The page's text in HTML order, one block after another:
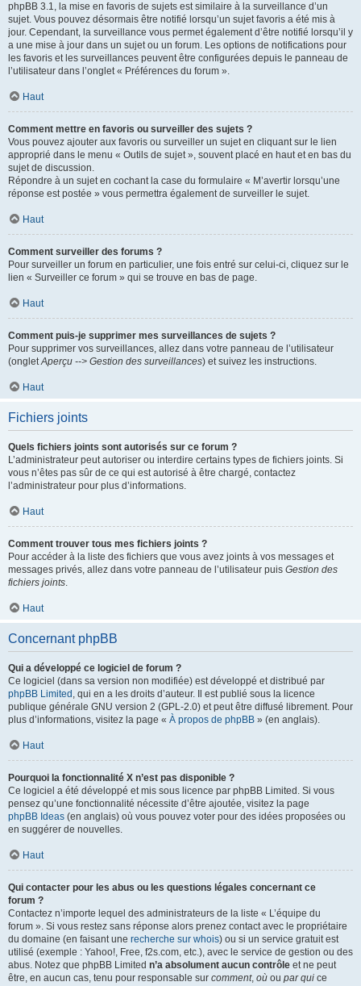
phpBB 3.1, la mise en favoris de sujets est similaire à la surveillance d’un
sujet. Vous pouvez désormais être notifié lorsqu’un sujet favoris a été mis à
jour. Cependant, la surveillance vous permet également d’être notifié lorsqu’il y
a une mise à jour dans un sujet ou un forum. Les options de notifications pour
les favoris et les surveillances peuvent être configurées depuis le panneau de
l’utilisateur dans l’onglet « Préférences du forum ».
Haut
Comment mettre en favoris ou surveiller des sujets ?
Vous pouvez ajouter aux favoris ou surveiller un sujet en cliquant sur le lien
approprié dans le menu « Outils de sujet », souvent placé en haut et en bas du
sujet de discussion.
Répondre à un sujet en cochant la case du formulaire « M’avertir lorsqu’une
réponse est postée » vous permettra également de surveiller le sujet.
Haut
Comment surveiller des forums ?
Pour surveiller un forum en particulier, une fois entré sur celui-ci, cliquez sur le
lien « Surveiller ce forum » qui se trouve en bas de page.
Haut
Comment puis-je supprimer mes surveillances de sujets ?
Pour supprimer vos surveillances, allez dans votre panneau de l’utilisateur
(ongletAperçu --> Gestion des surveillances) et suivez les instructions.
Haut
Fichiers joints
Quels fichiers joints sont autorisés sur ce forum ?
L’administrateur peut autoriser ou interdire certains types de fichiers joints. Si
vous n’êtes pas sûr de ce qui est autorisé à être chargé, contactez
l’administrateur pour plus d’informations.
Haut
Comment trouver tous mes fichiers joints ?
Pour accéder à la liste des fichiers que vous avez joints à vos messages et
messages privés, allez dans votre panneau de l’utilisateur puis Gestion des
fichiers joints.
Haut
Concernant phpBB
Qui a développé ce logiciel de forum ?
Ce logiciel (dans sa version non modifiée) est développé et distribué par
phpBB Limited , qui en a les droits d’auteur. Il est publié sous la licence
publique générale GNU version 2 (GPL-2.0) et peut être diffusé librement. Pour
plus d’informations, visitez la page « À propos de phpBB » (en anglais).
Haut
Pourquoi la fonctionnalité X n’est pas disponible ?
Ce logiciel a été développé et mis sous licence par phpBB Limited. Si vous
pensez qu’une fonctionnalité nécessite d’être ajoutée, visitez la page
phpBB Ideas (en anglais) où vous pouvez voter pour des idées proposées ou
en suggérer de nouvelles.
Haut
Qui contacter pour les abus ou les questions légales concernant ce
forum ?
Contactez n’importe lequel des administrateurs de la liste « L’équipe du
forum ». Si vous restez sans réponse alors prenez contact avec le propriétaire
du domaine (en faisant une recherche sur whois) ou si un service gratuit est
utilisé (exemple : Yahoo!, Free, f2s.com, etc.), avec le service de gestion ou des
abus. Notez que phpBB Limited n’a absolument aucun contrôle et ne peut
être, en aucun cas, tenu pour responsable sur comment, où ou par qui ce